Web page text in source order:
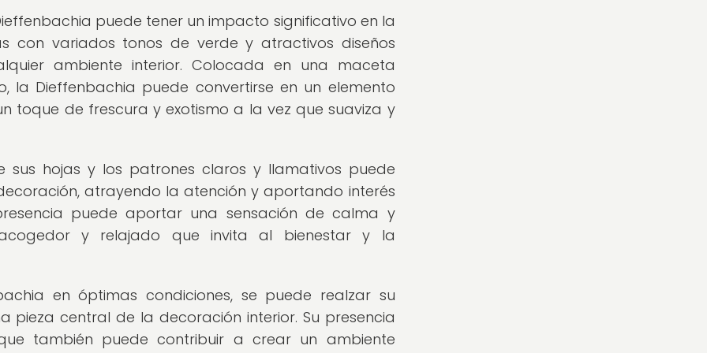
puede tener un impacto significativo en la
con variados tonos de verde y atractivos diseños
ambiente interior. Colocada en una maceta
la Dieffenbachia puede convertirse en un elemento
toque de frescura y exotismo a la vez que suaviza y
sus hojas y los patrones claros y llamativos puede
atrayendo la atención y aportando interés
puede aportar una sensación de calma y
y relajado que invita al bienestar y la
en óptimas condiciones, se puede realzar su
pieza central de la decoración interior. Su presencia
también puede contribuir a crear un ambiente